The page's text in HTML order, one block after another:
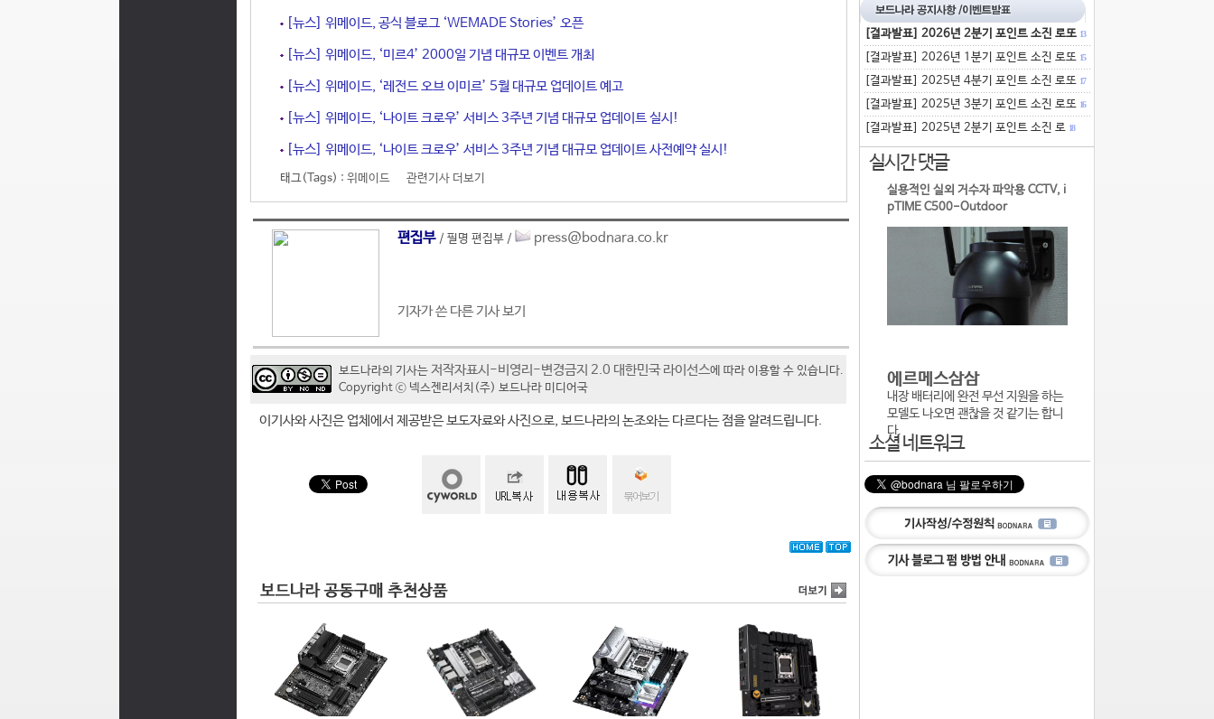
[뉴스] 위메이드, 공식 블로그 ‘WEMADE Stories’ 오픈
[뉴스] 위메이드, ‘미르4’ 2000일 기념 대규모 이벤트 개최
[뉴스] 위메이드, ‘레전드 오브 이미르’ 5월 대규모 업데이트 예고
[뉴스] 위메이드, ‘나이트 크로우’ 서비스 3주년 기념 대규모 업데이트 실시!
[뉴스] 위메이드, ‘나이트 크로우’ 서비스 3주년 기념 대규모 업데이트 사전예약 실시!
태그(Tags) : 위메이드 관련기사 더보기
편집부 / 필명 편집부 / press@bodnara.co.kr
기자가 쓴 다른 기사 보기
보드나라의 기사는 저작자표시-비영리-변경금지 2.0 대한민국 라이선스에 따라 이용할 수 있습니다.
Copyright ⓒ 넥스젠리서치(주) 보드나라 미디어국
이기사와 사진은 업체에서 제공받은 보도자료와 사진으로, 보드나라의 논조와는 다르다는 점을 알려드립니다.
[결과발표] 2026년 2분기 포인트 소진 로또 13
[결과발표] 2026년 1분기 포인트 소진 로또 15
[결과발표] 2025년 4분기 포인트 소진 로또 17
[결과발표] 2025년 3분기 포인트 소진 로또 16
[결과발표] 2025년 2분기 포인트 소진 로 18
실시간 댓글
실용적인 실외 거수자 파악용 CCTV, i
pTIME C500-Outdoor
에르메스삼삼
내장 배터리에 완전 무선 지원을 하는
모델도 나오면 괜찮을 것 같기는 합니
다.
소셜 네트워크